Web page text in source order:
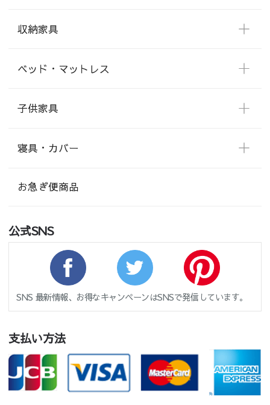
収納家具
ベッド・マットレス
子供家具
寝具・カバー
お急ぎ便商品
公式SNS
SNS 最新情報、お得なキャンペーンはSNSで発信しています。
支払い方法